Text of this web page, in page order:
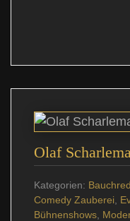
Olaf
Kategorien:
Comedy Zauberei
Bühnenshows